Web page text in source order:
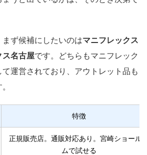
ず候補にしたいのはマニフレックス
ス名古屋です。どちらもマニフレック
運営されており、アウトレット品も
特徴
正規販売店。通販対応あり。宮崎ショール
ムで試せる